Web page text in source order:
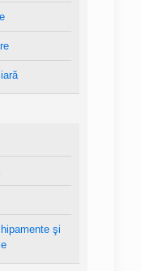
şi